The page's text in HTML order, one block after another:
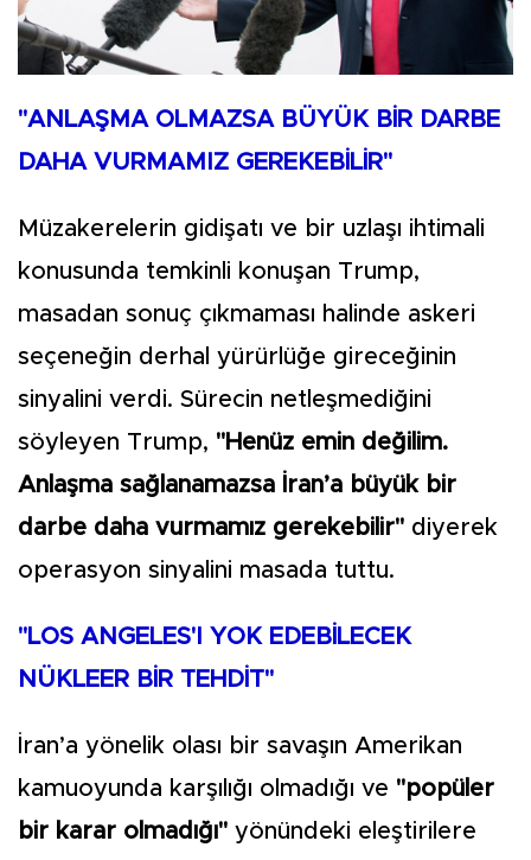
"ANLAŞMA OLMAZSA BÜYÜK BİR DARBE
DAHA VURMAMIZ GEREKEBİLİR"
Müzakerelerin gidişatı ve bir uzlaşı ihtimali
konusunda temkinli konuşan Trump,
masadan sonuç çıkmaması halinde askeri
seçeneğin derhal yürürlüğe gireceğinin
sinyalini verdi. Sürecin netleşmediğini
söyleyen Trump, "Henüz emin değilim.
Anlaşma sağlanamazsa İran’a büyük bir
darbe daha vurmamız gerekebilir" diyerek
operasyon sinyalini masada tuttu.
"LOS ANGELES'I YOK EDEBİLECEK
NÜKLEER BİR TEHDİT"
İran’a yönelik olası bir savaşın Amerikan
kamuoyunda karşılığı olmadığı ve "popüler
bir karar olmadığı" yönündeki eleştirilere